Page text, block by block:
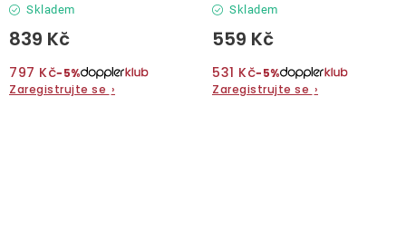
Skladem
839 Kč
797 Kč−5%
Zaregistrujte se ›
Skladem
559 Kč
531 Kč−5%
Zaregistrujte se ›